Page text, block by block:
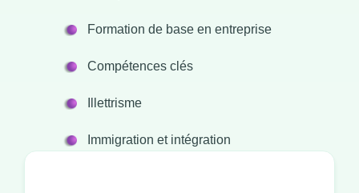
Formation de base en entreprise
Compétences clés
Illettrisme
Immigration et intégration